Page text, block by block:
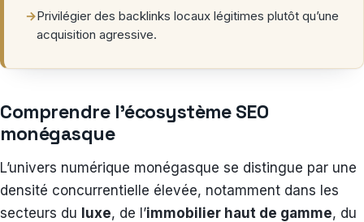
→Privilégier des backlinks locaux légitimes plutôt qu’une
acquisition agressive.
Comprendre l’écosystème SEO
monégasque
L’univers numérique monégasque se distingue par une
densité concurrentielle élevée, notamment dans les
secteurs du luxe, de l’immobilier haut de gamme, du